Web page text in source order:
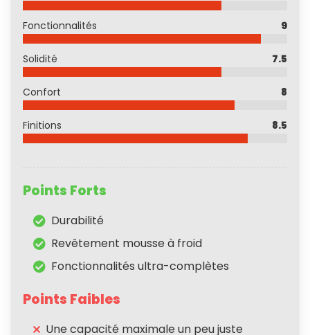
Fonctionnalités 9
Solidité 7.5
Confort 8
Finitions 8.5
Points Forts
Durabilité
Revêtement mousse à froid
Fonctionnalités ultra-complètes
Points Faibles
Une capacité maximale un peu juste